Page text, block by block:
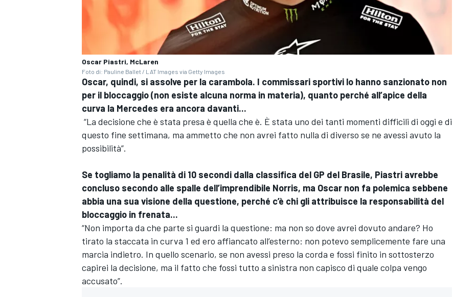
ENDURANCE/GT
Oscar Piastri, McLaren
Foto di: Pauline Ballet / LAT Images via Getty Images
Oscar, quindi, si assolve per la carambola. I commissari sportivi lo hanno sanzionato non
per il bloccaggio (non esiste alcuna norma in materia), quanto perché all’apice della
curva la Mercedes era ancora davanti...
“La decisione che è stata presa è quella che è. È stata uno dei tanti momenti difficili di oggi e di
questo fine settimana, ma ammetto che non avrei fatto nulla di diverso se ne avessi avuto la
possibilità”.
Se togliamo la penalità di 10 secondi dalla classifica del GP del Brasile, Piastri avrebbe
concluso secondo alle spalle dell’imprendibile Norris, ma Oscar non fa polemica sebbene
abbia una sua visione della questione, perché c’è chi gli attribuisce la responsabilità del
bloccaggio in frenata...
“Non importa da che parte si guardi la questione: ma non so dove avrei dovuto andare? Ho
tirato la staccata in curva 1 ed ero affiancato all’esterno: non potevo semplicemente fare una
marcia indietro. In quello scenario, se non avessi preso la corda e fossi finito in sottosterzo
capirei la decisione, ma il fatto che fossi tutto a sinistra non capisco di quale colpa vengo
accusato”.